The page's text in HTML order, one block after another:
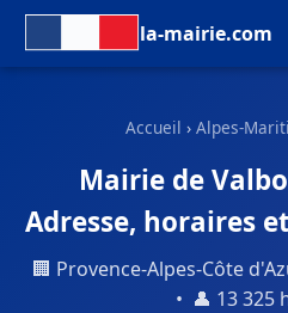
la-mairie.com
Accueil › Alpes-
Mairie de
Adresse, horaires
🏢 Provence-Alpes-Côte
• 👤 13 325